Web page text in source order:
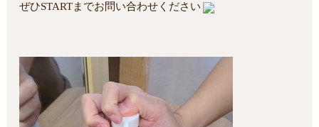
ぜひSTARTまでお問い合わせください